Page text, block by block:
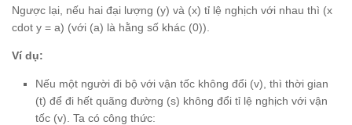
Ngược lại, nếu hai đại lượng (y) và (x) tỉ lệ nghịch với nhau thì (x
cdot y = a) (với (a) là hằng số khác (0)).
Ví dụ:
Nếu một người đi bộ với vận tốc không đổi (v), thì thời gian
(t) để đi hết quãng đường (s) không đổi tỉ lệ nghịch với vận
tốc (v). Ta có công thức: